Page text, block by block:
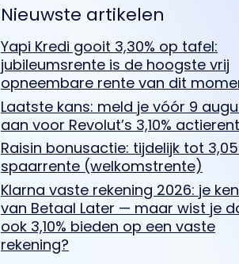
Nieuwste artikelen
Yapi Kredi gooit 3,30% op tafel:
jubileumsrente is de hoogste vrij
opneembare rente van dit
Laatste kans: meld je vóór 9
aan voor Revolut’s 3,10%
Raisin bonusactie: tijdelijk tot
spaarrente (welkomstrente)
Klarna vaste rekening 2026: je
van Betaal Later — maar wist je
ook 3,10% bieden op een vaste
rekening?